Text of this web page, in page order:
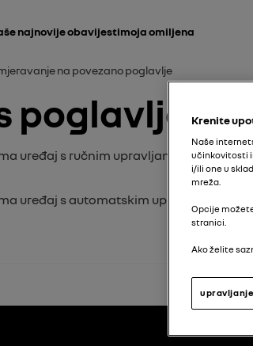
navigacija
najnovije obavijesti Moja omiljena
na povezano poglavlje
poglavlja
uređaj s ručnim upravljanjem
uređaj s automatskim upravljanjem
Krenite
Naše
učinkovitosti
i/ili one u
mreža.
Opcije
stranici.
Ako želite